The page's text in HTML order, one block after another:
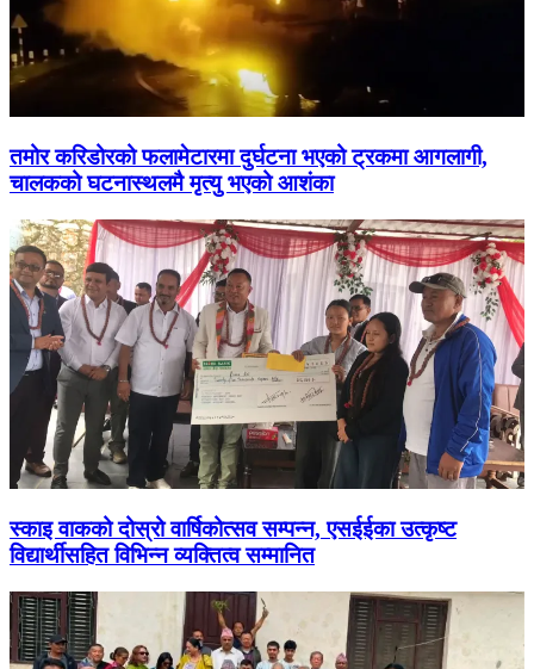
तमोर करिडोरको फलामेटारमा दुर्घटना भएको ट्रकमा आगलागी,
चालकको घटनास्थलमै मृत्यु भएको आशंका
स्काइ वाकको दोस्रो वार्षिकोत्सव सम्पन्न, एसईईका उत्कृष्ट
विद्यार्थीसहित विभिन्न व्यक्तित्व सम्मानित